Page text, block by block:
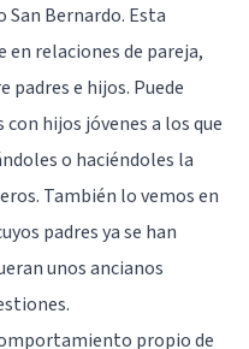
Bernardo. Esta
en relaciones de pareja,
padres e hijos. Puede
hijos jóvenes a los que
o haciéndoles la
También lo vemos en
padres ya se han
unos ancianos
propio de